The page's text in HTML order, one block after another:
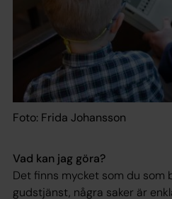
Foto: Frida Johansson
Vad kan jag göra?
Det finns mycket som du som
gudstjänst, några saker är